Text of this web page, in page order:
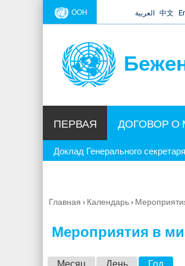
ООН العربية 中文
ПЕРВАЯ ДОГОВОР О
Доклад Генерального секретаря
Вы
Главная › Календарь›
Мероприятия в